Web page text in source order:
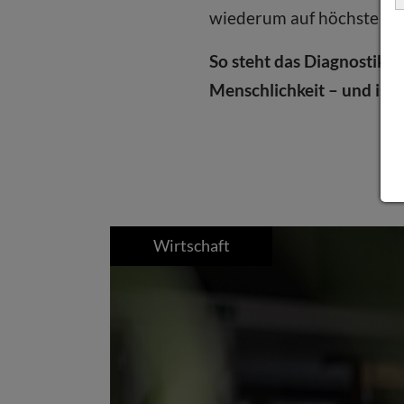
wiederum auf höchste
So steht das
Menschlichkeit – und ist
Wirtschaft